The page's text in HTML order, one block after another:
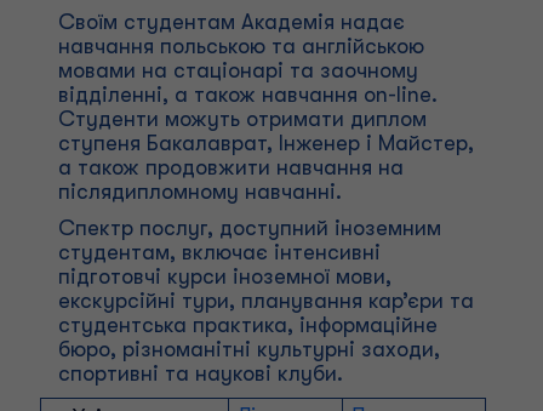
Своїм студентам Академія надає
навчання польською та англійською
мовами на стаціонарі та заочному
відділенні, а також навчання on-line.
Студенти можуть отримати диплом
ступеня Бакалаврат, Інженер і Майстер,
а також продовжити навчання на
післядипломному навчанні.
Спектр послуг, доступний іноземним
студентам, включає інтенсивні
підготовчі курси іноземної мови,
екскурсійні тури, планування кар’єри та
студентська практика, інформаційне
бюро, різноманітні культурні заходи,
спортивні та наукові клуби.